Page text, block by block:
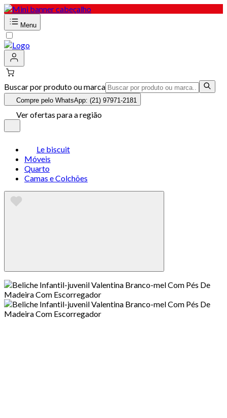
Menu
Buscar por produto ou marca
Compre pelo WhatsApp: (21) 97971-2181
Ver ofertas para a região
Le biscuit
Móveis
Quarto
Camas e Colchões